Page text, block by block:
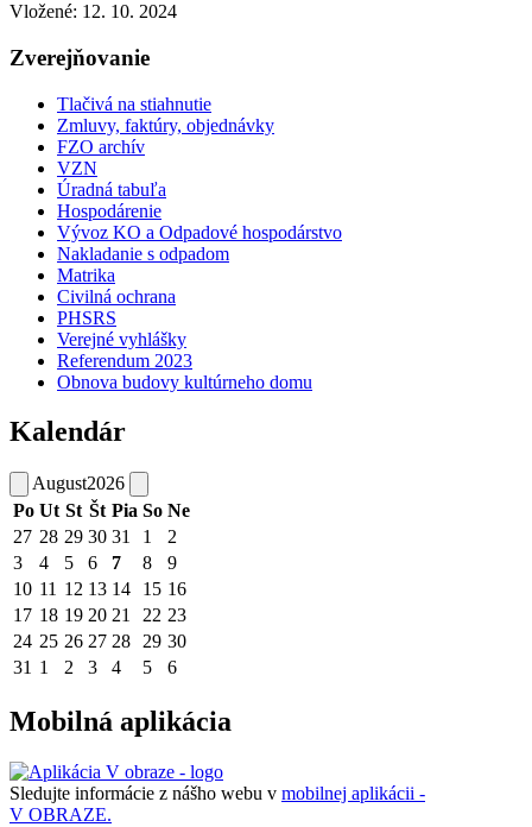
Vložené: 12. 10. 2024
Zverejňovanie
Tlačivá na stiahnutie
Zmluvy, faktúry, objednávky
FZO archív
VZN
Úradná tabuľa
Hospodárenie
Vývoz KO a Odpadové hospodárstvo
Nakladanie s odpadom
Matrika
Civilná ochrana
PHSRS
Verejné vyhlášky
Referendum 2023
Obnova budovy kultúrneho domu
Kalendár
August2026
Po Ut St Št Pia So Ne
27 28 29 30 31 1
2
3
4 5 6 7 8
9
10 11 12 13 14 15 16
17 18 19 20 21 22 23
24 25 26 27 28 29 30
31 1 2 3 4 5 6
Mobilná aplikácia
Sledujte informácie z nášho webu v mobilnej aplikácii -
V OBRAZE.